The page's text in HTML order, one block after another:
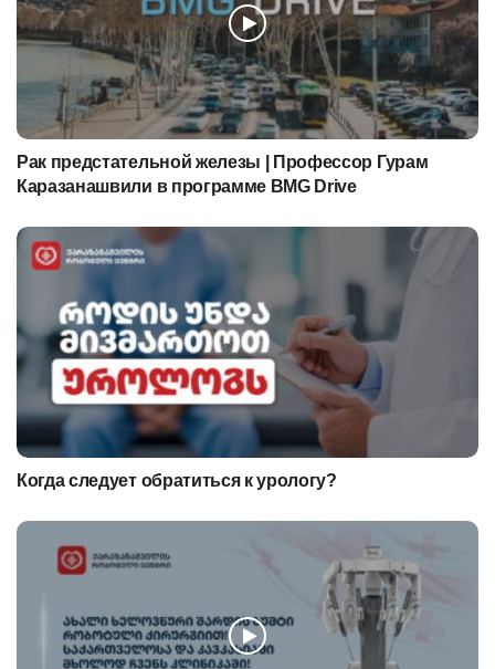
Рак предстательной железы | Профессор Гурам
Каразанашвили в программе BMG Drive
Когда следует обратиться к урологу?